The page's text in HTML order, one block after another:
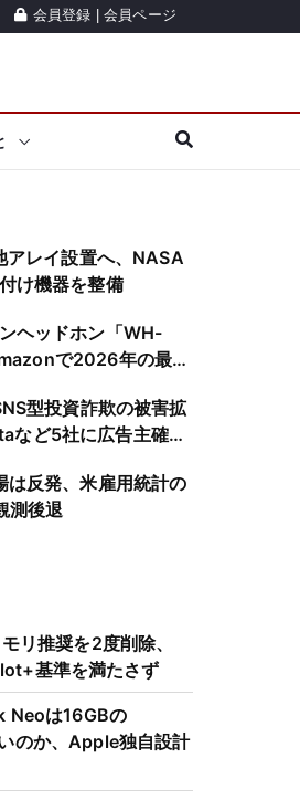
会員登録 会員ページ
アレイ設置へ、NASA
け機器を整備
ヘッドホン「WH-
で2026年の最安
型投資詐欺の被害拡
など5社に広告主確認
は反発、米雇用統計の
測後退
リ推奨を2度削除、
基準を満たさず
Neoは16GBの
のか、Apple独自設計